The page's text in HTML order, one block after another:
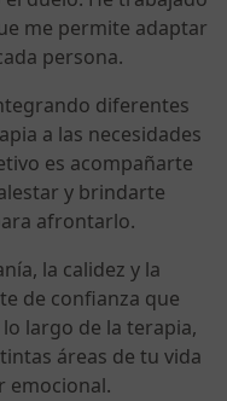
me permite adaptar
persona.
diferentes
a las necesidades
es acompañarte
y brindarte
afrontarlo.
la calidez y la
de confianza que
largo de la terapia,
áreas de tu vida
emocional.